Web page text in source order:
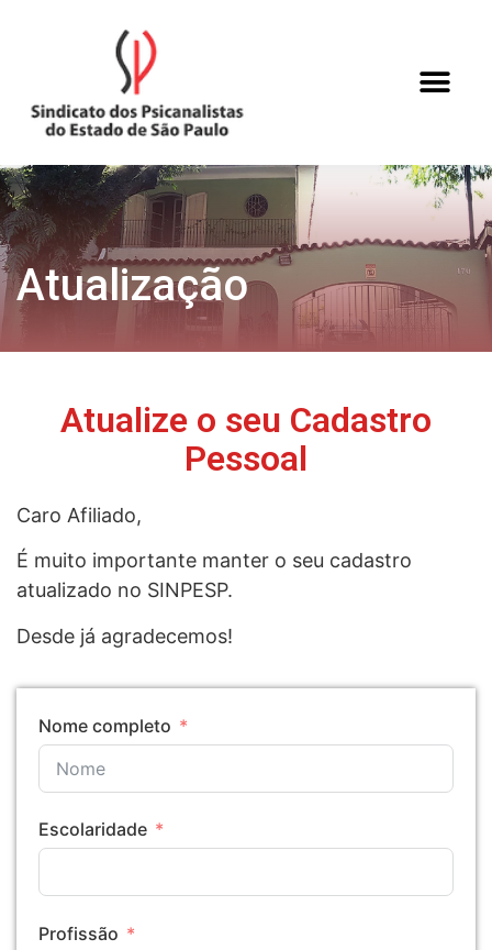
Atualização
Atualize o seu Cadastro
Pessoal
Caro Afiliado,
É muito importante manter o seu cadastro
atualizado no SINPESP.
Desde já agradecemos!
Nome completo
Escolaridade
Profissão